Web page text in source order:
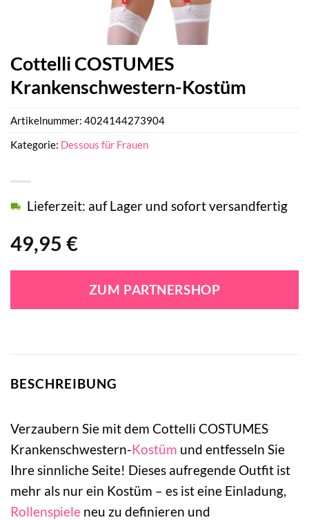
Cottelli COSTUMES
Krankenschwestern-Kostüm
49,95 €
Lieferzeit: auf Lager und sofort versandfertig
ZUM PARTNERSHOP
Artikelnummer: 4024144273904
Kategorie: Dessous für Frauen
BESCHREIBUNG
Verzaubern Sie mit dem Cottelli COSTUMES
Krankenschwestern-Kostüm und entfesseln Sie
Ihre sinnliche Seite! Dieses aufregende Outfit ist
mehr als nur ein Kostüm – es ist eine Einladung,
Rollenspiele neu zu definieren und